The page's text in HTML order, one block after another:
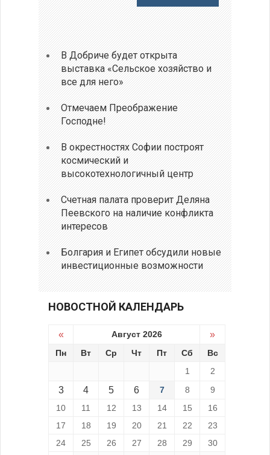
В Добриче будет открыта
выставка «Сельское хозяйство и
все для него»
Отмечаем Преображение
Господне!
В окрестностях Софии построят
космический и
высокотехнологичный центр
Счетная палата проверит Деляна
Пеевского на наличие конфликта
интересов
Болгария и Египет обсудили новые
инвестиционные возможности
НОВОСТНОЙ КАЛЕНДАРЬ
« Август 2026 »
Пн Вт Ср Чт Пт Сб
Вс
1
2
3 4 5 6 7 8
9
10
11 12 13 14 15
16
17
18 19 20 21 22
23
24
25 26 27 28 29 30